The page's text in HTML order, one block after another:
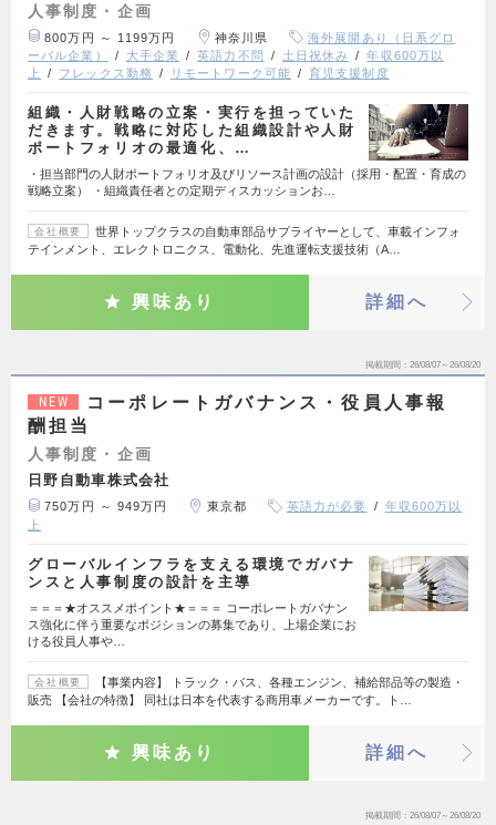
人事制度・企画
800万円 ～ 1199万円 神奈川県
海外展開あり（日系グロ
ーバル企業）
大手企業 英語力不問 土日祝休み
年収600万以
上
フレックス勤務 リモートワーク可能 育児支援制度
組織・人財戦略の立案・実行を担っていた
だきます。戦略に対応した組織設計や人財
ポートフォリオの最適化、…
・担当部門の人財ポートフォリオ及びリソース計画の設計（採用・配置・育成の
戦略立案） ・組織責任者との定期ディスカッションお…
会社概要
世界トップクラスの自動車部品サプライヤーとして、車載インフォ
テインメント、エレクトロニクス、電動化、先進運転支援技術（A…
興味あり 詳細へ
掲載期間 26/08/07～26/08/20
NEW
コーポレートガバナンス・役員人事報
酬担当
人事制度・企画
日野自動車株式会社
750万円 ～ 949万円 東京都 英語力が必要
年収600万以
上
グローバルインフラを支える環境でガバナ
ンスと人事制度の設計を主導
＝＝＝★オススメポイント★＝＝＝ コーポレートガバナン
ス強化に伴う重要なポジションの募集であり、上場企業にお
ける役員人事や…
会社概要
【事業内容】 トラック・バス、各種エンジン、補給部品等の製造・
販売 【会社の特徴】 同社は日本を代表する商用車メーカーです。ト…
興味あり 詳細へ
掲載期間 26/08/07～26/08/20